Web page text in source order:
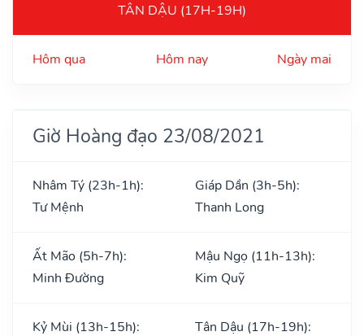
TÂN DẬU (17H-19H)
Hôm qua Hôm nay Ngày mai
Giờ Hoàng đạo 23/08/2021
Nhâm Tý (23h-1h):
Tư Mệnh
Giáp Dần (3h-5h):
Thanh Long
Ất Mão (5h-7h):
Minh Đường
Mậu Ngọ (11h-13h):
Kim Quỹ
Kỷ Mùi (13h-15h):
Tân Dậu (17h-19h):